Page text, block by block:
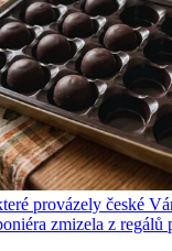
provázely české
zmizela z regálů